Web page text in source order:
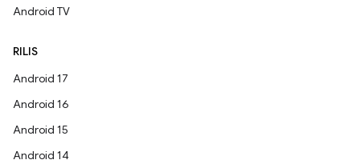
Android TV
RILIS
Android 17
Android 16
Android 15
Android 14